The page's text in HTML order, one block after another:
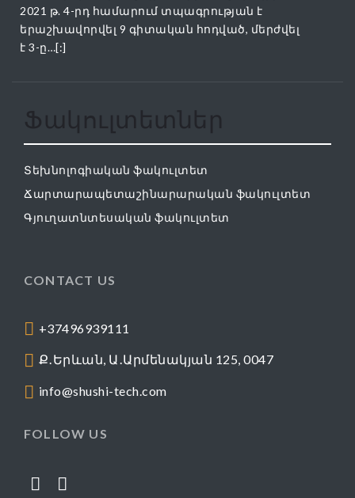
2021 թ. 4-րդ համարում տպագրության է
երաշխավորվել 9 գիտական հոդված, մերժվել
է 3-ը…[:]
Ֆակուլտետներ
Տեխնոլոգիական ֆակուլտետ
Ճարտարապետաշինարարական ֆակուլտետ
Գյուղատնտեսական ֆակուլտետ
CONTACT US
+37496939111
Ք․Երևան, Ա․Արմենակյան 125, 0047
info@shushi-tech.com
FOLLOW US